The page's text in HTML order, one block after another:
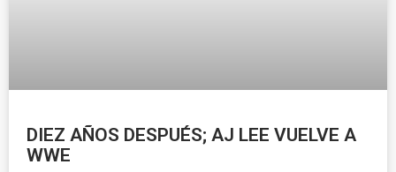
DIEZ AÑOS DESPUÉS; AJ LEE VUELVE A
WWE